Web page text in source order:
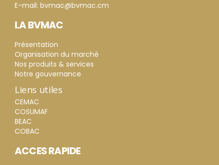
E-mail: bvmac@bvmac.cm
LA BVMAC
Présentation
Organisation du marché
Nos produits & services
Notre gouvernance
Liens utiles
CEMAC
COSUMAF
BEAC
COBAC
ACCES RAPIDE